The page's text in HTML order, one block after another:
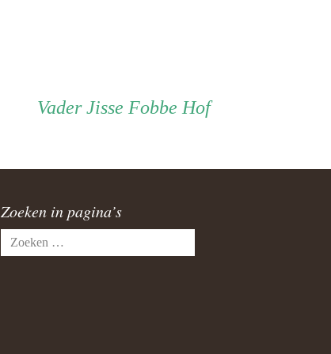
VaderVader
Jisse Fobbe Hof
Zoeken in pagina’s
Zoeken
naar: